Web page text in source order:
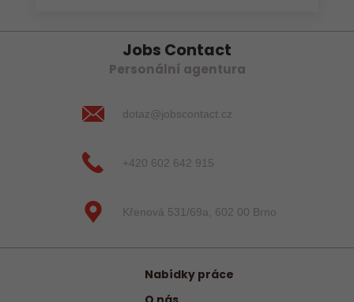
Jobs Contact
Personální agentura
dotaz@jobscontact.cz
+420 602 642 915
Křenová 531/69a, 602 00 Brno
Nabídky práce